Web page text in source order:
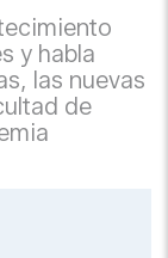
y habla
las nuevas
de